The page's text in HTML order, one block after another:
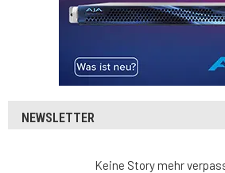
NEWSLETTER
Keine Story mehr